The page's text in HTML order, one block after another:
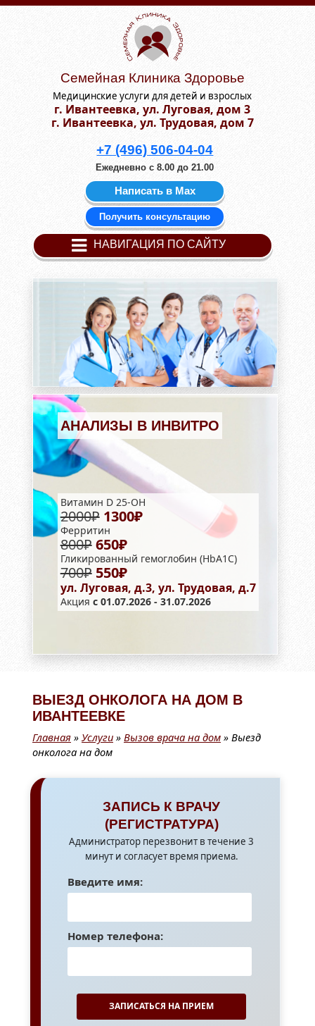
Семейная Клиника Здоровье
Медицинские услуги для детей и взрослых
г. Ивантеевка, ул. Луговая, дом 3
г. Ивантеевка, ул. Трудовая, дом 7
+7 (496) 506-04-04
Ежедневно с 8.00 до 21.00
Написать в Мах
Получить консультацию
НАВИГАЦИЯ ПО САЙТУ
АНАЛИЗЫ В ИНВИТРО
Витамин D 25-OH
2000₽1300₽
Ферритин
800₽650₽
Гликированный гемоглобин (HbA1С)
700₽550₽
ул. Луговая, д.3, ул. Трудовая, д.7
Акция с 01.07.2026 - 31.07.2026
ВЫЕЗД ОНКОЛОГА НА ДОМ В
ИВАНТЕЕВКЕ
Главная » Услуги » Вызов врача на дом » Выезд
онколога на дом
ЗАПИСЬ К ВРАЧУ
(РЕГИСТРАТУРА)
Администратор перезвонит в течение 3
минут и согласует время приема.
Введите имя:
Номер телефона: